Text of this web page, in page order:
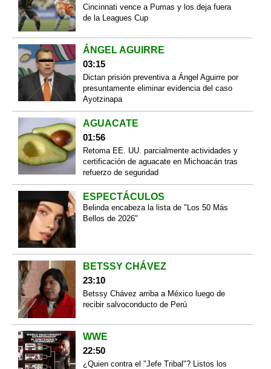
Cincinnati vence a Pumas y los deja fuera
de la Leagues Cup
ÁNGEL AGUIRRE
03:15
Dictan prisión preventiva a Ángel Aguirre por
presuntamente eliminar evidencia del caso
Ayotzinapa
AGUACATE
01:56
Retoma EE. UU. parcialmente actividades y
certificación de aguacate en Michoacán tras
refuerzo de seguridad
ESPECTÁCULOS
Belinda encabeza la lista de "Los 50 Más
Bellos de 2026"
BETSSY CHÁVEZ
23:10
Betssy Chávez arriba a México luego de
recibir salvoconducto de Perú
WWE
22:50
¿Quien contra el "Jefe Tribal"? Listos los